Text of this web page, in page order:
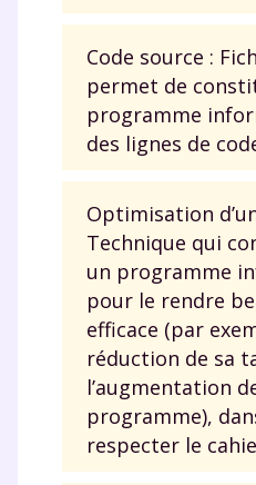
Code source :
permet de
programme
des lignes de
Optimisation
Technique qui
un programme
pour le rendre
efficace (par
réduction de sa
l’augmentation
programme),
respecter le
corrigés,
Unespace dédié
suivre les
Tout le
la Terminale
Des profs
vidéo
TESTER
* Votre code d'accès sera
renseignant votre e-mail, vous
données à caractère personnel
la marque myMaxicours, afin
accès au service de soutien